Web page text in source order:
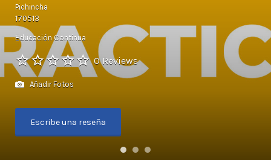
Pichincha
170513
Educación Continua
0 Reviews
Añadir Fotos
Escribe una reseña